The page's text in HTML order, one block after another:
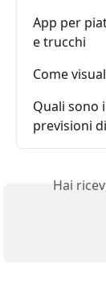
App per
e trucchi
Come
Quali sono
previsioni
Hai